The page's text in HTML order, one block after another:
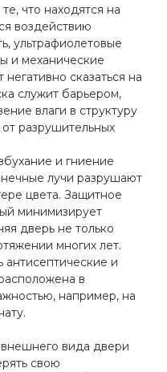
что находятся на
воздействию
ультрафиолетовые
и механические
сказаться на
служит барьером,
влаги в структуру
разрушительных
и гниение
лучи разрушают
цвета. Защитное
минимизирует
дверь не только
многих лет.
и
в
например, на
вида двери
свою